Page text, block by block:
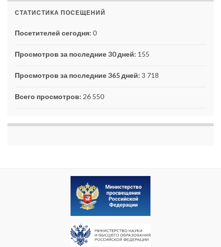
СТАТИСТИКА ПОСЕЩЕНИЙ
Посетителей сегодня: 0
Просмотров за последние 30 дней: 155
Просмотров за последние 365 дней: 3 718
Всего просмотров: 26 550